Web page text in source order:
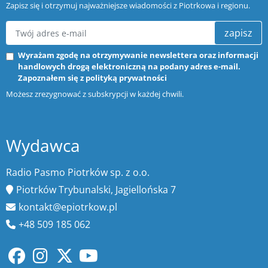
Zapisz się i otrzymuj najważniejsze wiadomości z Piotrkowa i regionu.
zapisz
Wyrażam zgodę na otrzymywanie newslettera oraz informacji
handlowych drogą elektroniczną na podany adres e-mail.
Zapoznałem się z polityką prywatności
Możesz zrezygnować z subskrypcji w każdej chwili.
Wydawca
Radio Pasmo Piotrków sp. z o.o.
Piotrków Trybunalski, Jagiellońska 7
kontakt@epiotrkow.pl
+48 509 185 062